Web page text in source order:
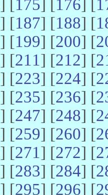
] [175] [176] [
] [187] [188] [
] [199] [200] [
] [211] [212] [
] [223] [224] [
] [235] [236] [
] [247] [248] [
] [259] [260] [
] [271] [272] [
] [283] [284] [
] [295] [296] [